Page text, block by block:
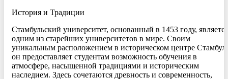
История и Традиции
Стамбульский университет, основанный в 1453 году, является
одним из старейших университетов в мире. Своим
уникальным расположением в историческом центре
он предоставляет студентам возможность обучения в
атмосфере, насыщенной традициями и историческим
наследием. Здесь сочетаются древность и современность,